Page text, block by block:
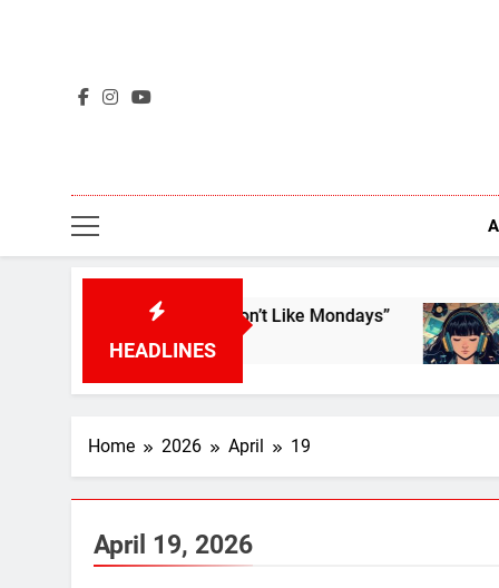
HEADLINES
Rats – “I Don’t Like Mondays”
4 Days
Home 2026 April 19
April 19, 2026